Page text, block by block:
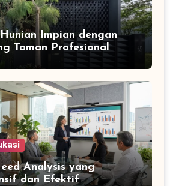
Impian dengan
Taman Profesional
Analysis yang
dan Efektif